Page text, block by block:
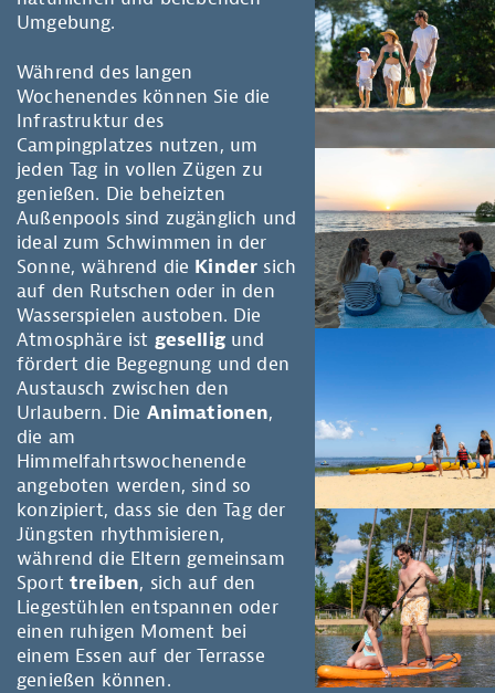
Umgebung.
Während des langen
Wochenendes können Sie die
Infrastruktur des
Campingplatzes nutzen, um
jeden Tag in vollen Zügen zu
genießen. Die beheizten
Außenpools sind zugänglich und
ideal zum Schwimmen in der
Sonne, während die Kinder sich
auf den Rutschen oder in den
Wasserspielen austoben. Die
Atmosphäre ist geselligund
fördert die Begegnung und den
Austausch zwischen den
Urlaubern. Die Animationen,
die am
Himmelfahrtswochenende
angeboten werden, sind so
konzipiert, dass sie den Tag der
Jüngsten rhythmisieren,
während die Eltern gemeinsam
Sporttreiben, sich auf den
Liegestühlen entspannen oder
einen ruhigen Moment bei
einem Essen auf der Terrasse
genießen können.